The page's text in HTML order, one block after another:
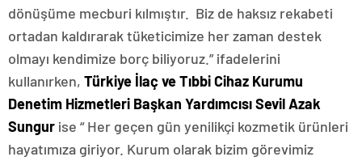
dönüşüme mecburi kılmıştır. Biz de haksız rekabeti
ortadan kaldırarak tüketicimize her zaman destek
olmayı kendimize borç biliyoruz.” ifadelerini
kullanırken, Türkiye İlaç ve Tıbbi Cihaz Kurumu
Denetim Hizmetleri Başkan Yardımcısı Sevil Azak
Sungur ise “ Her geçen gün yenilikçi kozmetik ürünleri
hayatımıza giriyor. Kurum olarak bizim görevimiz